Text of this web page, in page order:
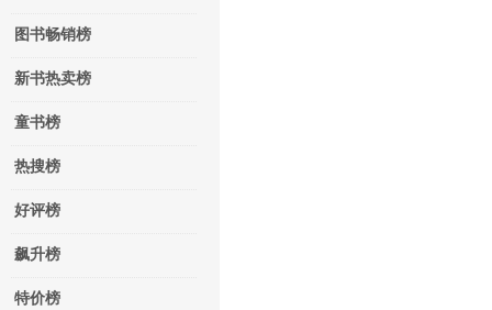
图书畅销榜
新书热卖榜
童书榜
热搜榜
好评榜
飙升榜
特价榜